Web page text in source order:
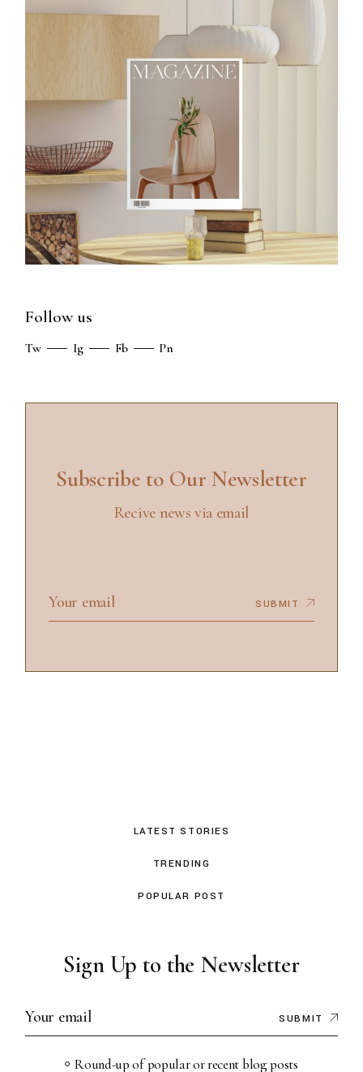
Follow us
Tw Ig Fb Pn
Subscribe to Our Newsletter
Recive news via email
SUBMIT
LATEST STORIES
TRENDING
POPULAR POST
Sign Up to the Newsletter
SUBMIT
Round-up of popular or recent blog posts